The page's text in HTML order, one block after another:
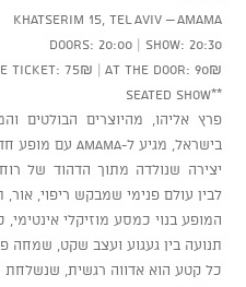
Khatserim 15, Tel Aviv – AMAMA
Doors: 20:00 | Show: 20:30
ticket: 75₪ | At the door: 90₪
**Seated show
פרץ אליהו, מהיוצרים הבולטים
בישראל, מגיע ל-AMAMA עם מופע חדש ומקורי — “אדוות”.
יצירה שנולדה מתוך הדהוד של
לבין עולם פנימי שמבקש ריפוי, אור,
המופע בנוי כמסע מוזיקלי
תנועה בין געגוע ועצב שקט, שמחה
כל קטע הוא אדווה רגשית, שנשלחת